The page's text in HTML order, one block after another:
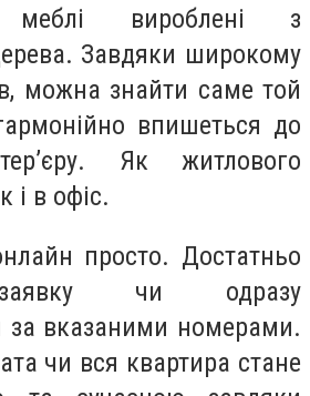
вироблені з
Завдяки широкому
можна знайти саме той
впишеться до
Як житлового
і в офіс.
просто. Достатньо
чи одразу
за вказаними номерами.
чи вся квартира стане